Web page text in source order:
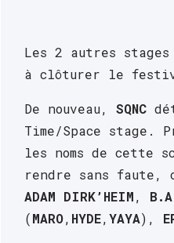
Les 2 autres stages
à clôturer le
De nouveau, SQNC
Time/Space stage.
les noms de cette
ADAM DIRK’HEIM,
(MARO, HYDE,YAYA),